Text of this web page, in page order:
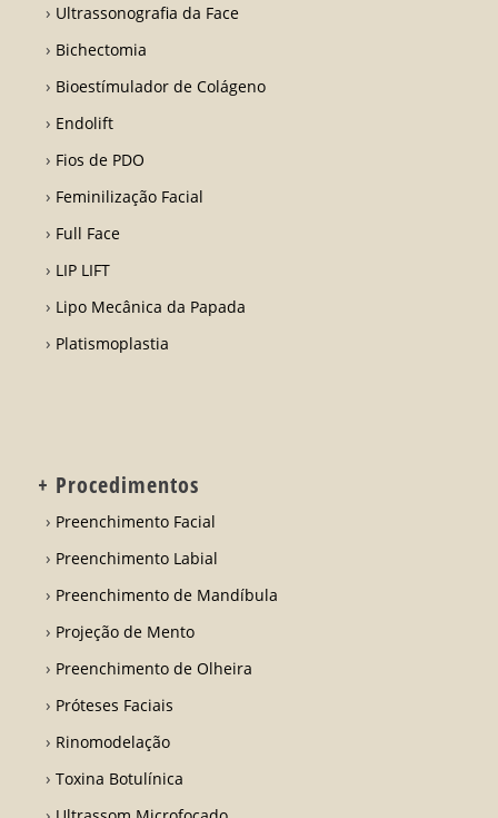
Ultrassonografia da Face
Bichectomia
Bioestímulador de Colágeno
Endolift
Fios de PDO
Feminilização Facial
Full Face
LIP LIFT
Lipo Mecânica da Papada
Platismoplastia
+ Procedimentos
Preenchimento Facial
Preenchimento Labial
Preenchimento de Mandíbula
Projeção de Mento
Preenchimento de Olheira
Próteses Faciais
Rinomodelação
Toxina Botulínica